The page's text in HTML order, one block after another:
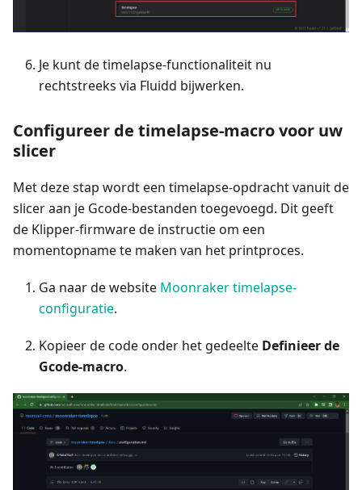
Je kunt de timelapse-functionaliteit nu
rechtstreeks via Fluidd bijwerken.
Configureer de timelapse-macro voor uw
slicer
Met deze stap wordt een timelapse-opdracht vanuit de
slicer aan je Gcode-bestanden toegevoegd. Dit geeft
de Klipper-firmware de instructie om een
momentopname te maken van het printproces.
Ga naar de website Moonraker timelapse-
configuratie.
Kopieer de code onder het gedeelte Definieer de
Gcode-macro.